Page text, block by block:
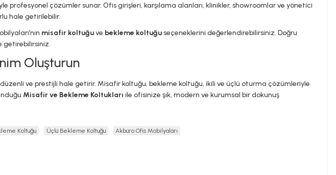
profesyonel çözümler sunar. Ofis girişleri, karşılama alanları, klinikler, showroomlar ve yönetici
hale getirilebilir.
misafir koltuğuve bekleme koltuğu seçeneklerini değerlendirebilirsiniz. Doğru
getirebilirsiniz.
Oluşturun
ve prestijli hale getirir. Misafir koltuğu, bekleme koltuğu, ikili ve üçlü oturma çözümleriyle
Misafir ve Bekleme Koltukları ile ofisinize şık, modern ve kurumsal bir dokunuş
Koltuğu Üçlü Bekleme Koltuğu Akbüro Ofis Mobilyaları